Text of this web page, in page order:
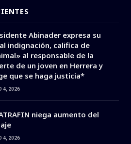
Abinader expresa su
indignación, califica de
al responsable de la
de un joven en Herrera y
que se haga justicia*
4, 2026
niega aumento del
4, 2026